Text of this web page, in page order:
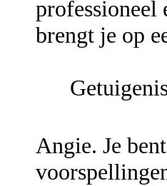
professioneel
brengt je op
Angie. Je